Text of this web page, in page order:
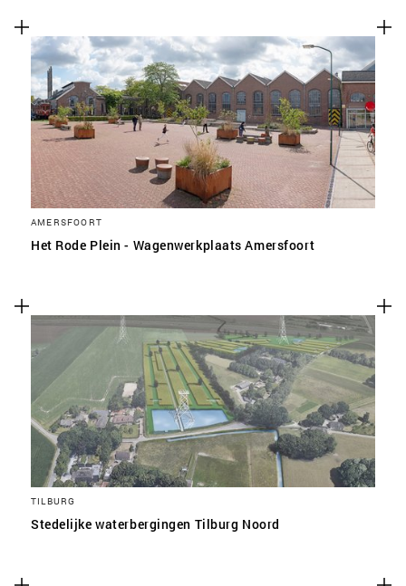
AMERSFOORT
Het Rode Plein - Wagenwerkplaats Amersfoort
TILBURG
Stedelijke waterbergingen Tilburg Noord